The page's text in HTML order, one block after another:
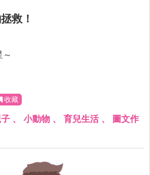
救！
收藏
、 小動物 、 育兒生活、
圖文作